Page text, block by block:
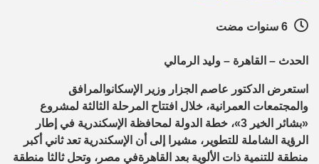
الحدث – القاهرة – وليد الرمالي
استعرض الدكتور عاصم الجزار وزير الإسكانوالمرافق
والمجتمعات العمرانية، خلال افتتاح المرحلة الثالثة لمشروع
«بشائر الخير 3»، خطة الدولة لمحافظة الإسكندرية في إطار
الرؤية الشاملة للتطوير، مشيرا إلى أن الإسكندرية تعد ثاني أكبر
منطقة للتنمية ذات الألوية بعد القاهرةفي مصر، وتحل ثالثا منطقة